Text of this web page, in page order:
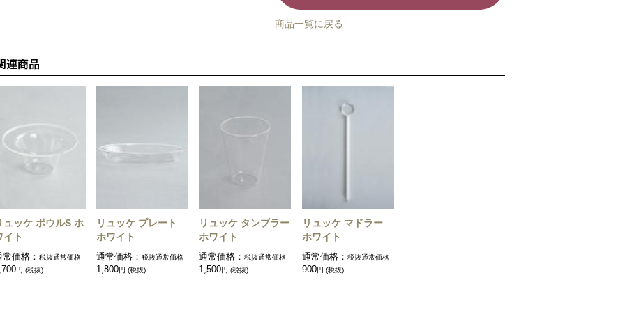
商品一覧に戻る
ュッケ ボウルS ホ
イト
常価格： 税抜通常価格
円 (税抜)
リュッケ プレート
ホワイト
通常価格：税抜通常価格
1,800円 (税抜)
リュッケ タンブラー
ホワイト
通常価格：税抜通常価格
1,500円 (税抜)
リュッケ マドラー
ホワイト
通常価格： 税抜通常価格
900円 (税抜)